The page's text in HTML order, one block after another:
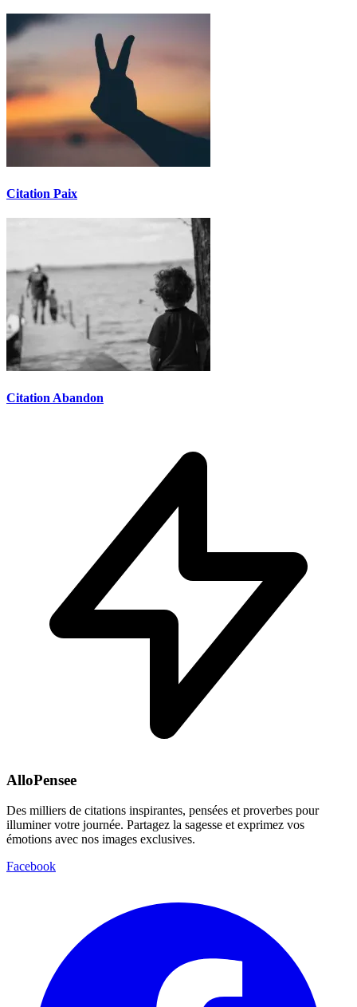
Citation Paix
Citation Abandon
AlloPensee
Des milliers de citations inspirantes, pensées et proverbes pour
illuminer votre journée. Partagez la sagesse et exprimez vos
émotions avec nos images exclusives.
Facebook